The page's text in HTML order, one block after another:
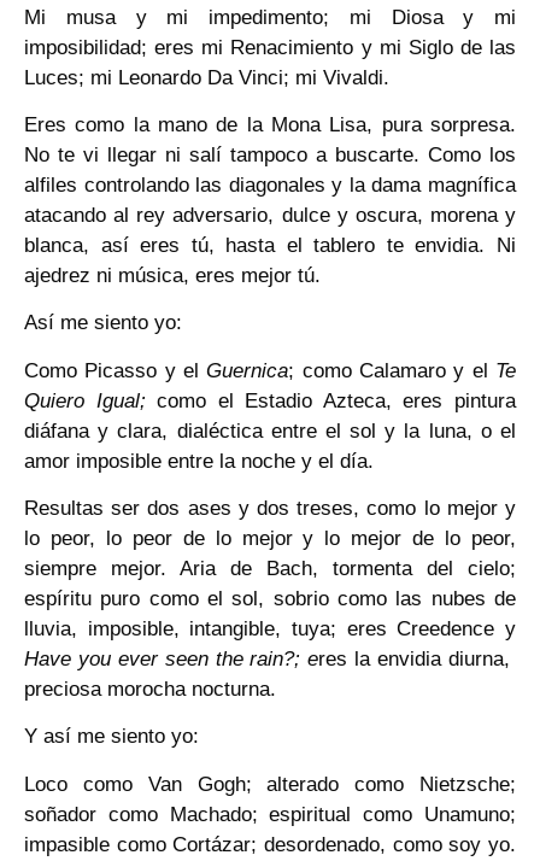
Mi musa y mi impedimento; mi Diosa y mi
imposibilidad; eres mi Renacimiento y mi Siglo de las
Luces; mi Leonardo Da Vinci; mi Vivaldi.
Eres como la mano de la Mona Lisa, pura sorpresa.
No te vi llegar ni salí tampoco a buscarte. Como los
alfiles controlando las diagonales y la dama magnífica
atacando al rey adversario, dulce y oscura, morena y
blanca, así eres tú, hasta el tablero te envidia. Ni
ajedrez ni música, eres mejor tú.
Así me siento yo:
Como Picasso y elGuernica; como Calamaro y el Te
Quiero Igual; como el Estadio Azteca, eres pintura
diáfana y clara, dialéctica entre el sol y la luna, o el
amor imposible entre la noche y el día.
Resultas ser dos ases y dos treses, como lo mejor y
lo peor, lo peor de lo mejor y lo mejor de lo peor,
siempre mejor. Aria de Bach, tormenta del cielo;
espíritu puro como el sol, sobrio como las nubes de
lluvia, imposible, intangible, tuya; eres Creedence y
Have you ever seen the rain?; eres la envidia diurna,
preciosa morocha nocturna.
Y así me siento yo:
Loco como Van Gogh; alterado como Nietzsche;
soñador como Machado; espiritual como Unamuno;
impasible como Cortázar; desordenado, como soy yo.